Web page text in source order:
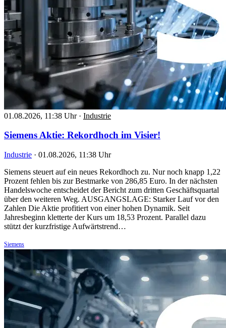
01.08.2026, 11:38 Uhr · Industrie
Siemens Aktie: Rekordhoch im Visier!
Industrie · 01.08.2026, 11:38 Uhr
Siemens steuert auf ein neues Rekordhoch zu. Nur noch knapp 1,22
Prozent fehlen bis zur Bestmarke von 286,85 Euro. In der nächsten
Handelswoche entscheidet der Bericht zum dritten Geschäftsquartal
über den weiteren Weg. AUSGANGSLAGE: Starker Lauf vor den
Zahlen Die Aktie profitiert von einer hohen Dynamik. Seit
Jahresbeginn kletterte der Kurs um 18,53 Prozent. Parallel dazu
stützt der kurzfristige Aufwärtstrend…
Siemens